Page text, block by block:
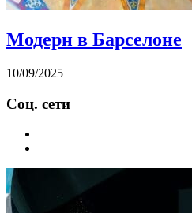
Модерн в Барселоне
10/09/2025
Соц. сети